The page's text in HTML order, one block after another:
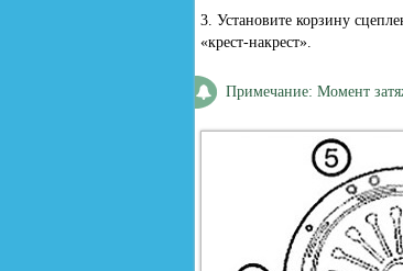
3. Установите корзину
«крест-накрест».
Примечание: Момент